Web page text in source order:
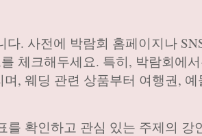
. 사전에 박람회 홈페이지나
체크해두세요. 특히, 박람회에
, 웨딩 관련 상품부터 여행권,
확인하고 관심 있는 주제의 강